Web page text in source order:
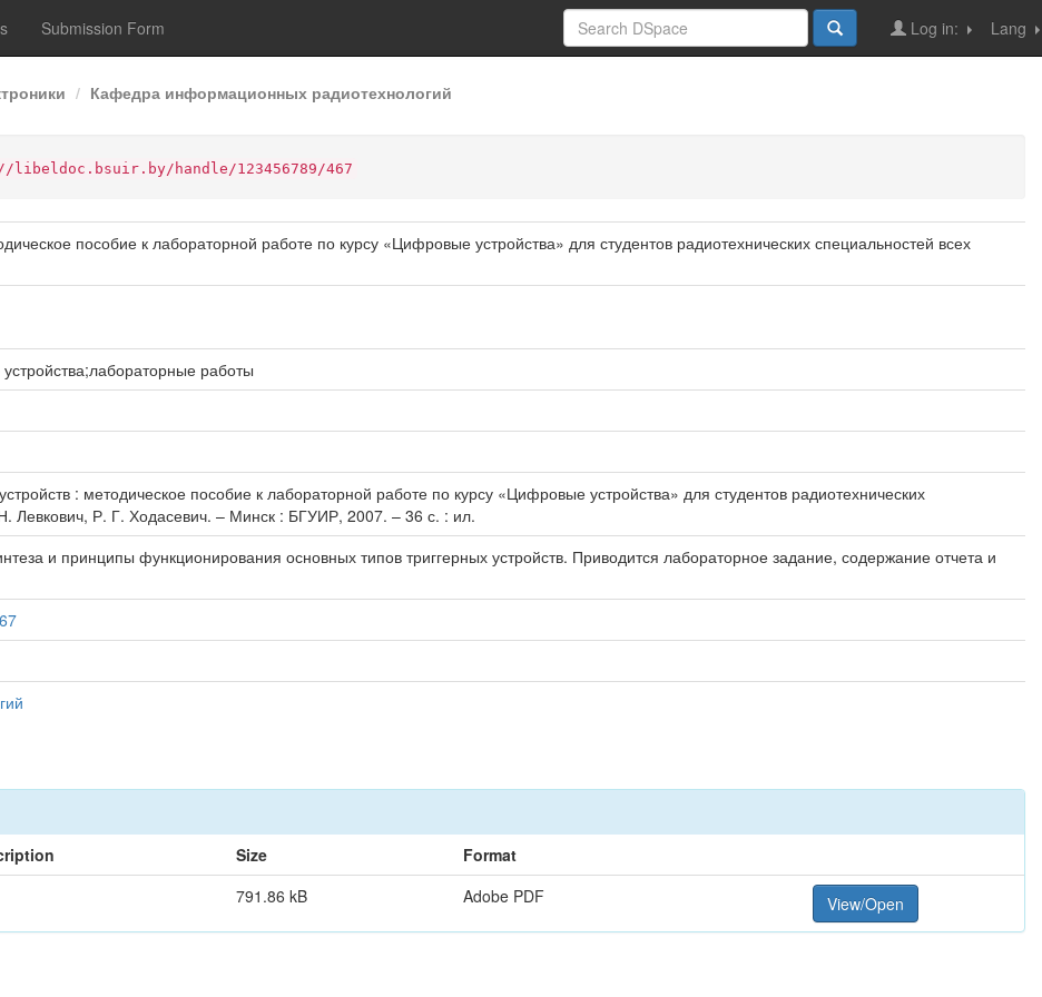
Submission Form Lang
Log in:
Кафедра информационных радиотехнологий
libeldoc.bsuir.by/handle/123456789/467
пособие к лабораторной работе по курсу «Цифровые устройства» для студентов радиотехнических специальностей всех
работы
: методическое пособие к лабораторной работе по курсу «Цифровые устройства» для студентов радиотехнических
Левкович, Р. Г. Ходасевич. – Минск : БГУИР, 2007. – 36 с. : ил.
и принципы функционирования основных типов триггерных устройств. Приводится лабораторное задание, содержание отчета и
Size
Format
791.86 kB Adobe PDF View/Open